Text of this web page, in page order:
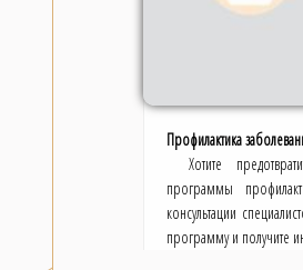
Профилактика
Хотите
программы
консультации
программу и получите